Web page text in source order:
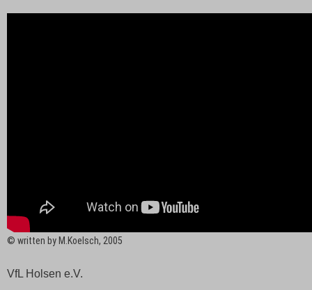
© written by M.Koelsch, 2005
VfL Holsen e.V.